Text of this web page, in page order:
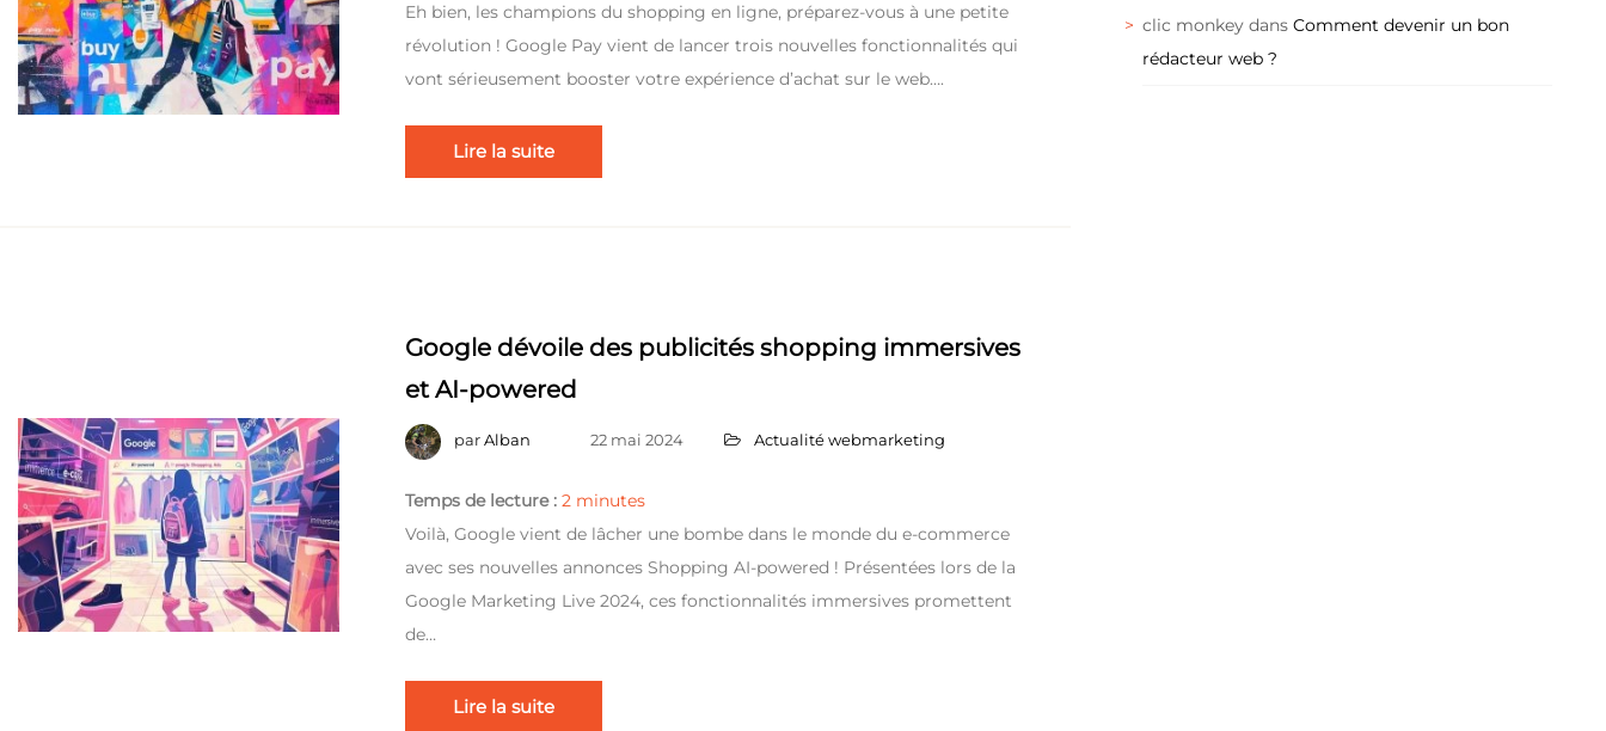
Eh bien, les champions du shopping en ligne, préparez-vous à une petite
révolution ! Google Pay vient de lancer trois nouvelles fonctionnalités qui
vont sérieusement booster votre expérience d’achat sur le web….
Lire la suite
Google dévoile des publicités shopping immersives
et AI-powered
parAlban 22 mai 2024 Actualité webmarketing
Temps de lecture : 2 minutes
Voilà, Google vient de lâcher une bombe dans le monde du e-commerce
avec ses nouvelles annonces Shopping AI-powered ! Présentées lors de la
Google Marketing Live 2024, ces fonctionnalités immersives promettent
de…
Lire la suite
clic monkey dans Comment devenir un bon
rédacteur web ?